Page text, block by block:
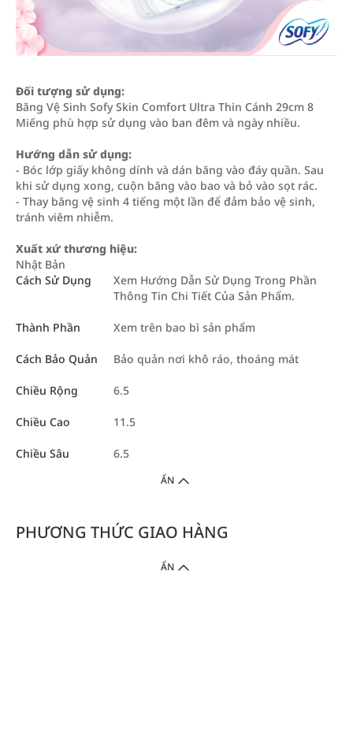
Đối tượng sử dụng:
Băng Vệ Sinh Sofy Skin Comfort Ultra Thin Cánh 29cm 8
Miếng phù hợp sử dụng vào ban đêm và ngày nhiều.
Hướng dẫn sử dụng:
- Bóc lớp giấy không dính và dán băng vào đáy quần. Sau
khi sử dụng xong, cuộn băng vào bao và bỏ vào sọt rác.
- Thay băng vệ sinh 4 tiếng một lần để đảm bảo vệ sinh,
tránh viêm nhiễm.
Xuất xứ thương hiệu:
Nhật Bản
Cách Sử Dụng
Xem Hướng Dẫn Sử Dụng Trong Phần
Thông Tin Chi Tiết Của Sản Phẩm.
Thành Phần Xem trên bao bì sản phẩm
Cách Bảo Quản Bảo quản nơi khô ráo, thoáng mát
Chiều Rộng 6.5
Chiều Cao 11.5
Chiều Sâu 6.5
ẨN
PHƯƠNG THỨC GIAO HÀNG
ẨN